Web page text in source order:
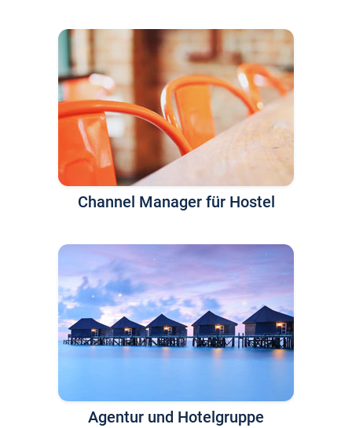
Channel Manager für Hostel
Agentur und Hotelgruppe